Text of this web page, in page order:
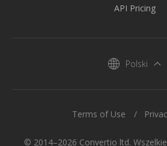
API Pricing
Polski
© 2014–2026 Convertio ltd.
Terms of Use